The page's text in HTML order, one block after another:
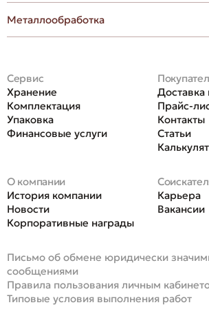
Металлообработка
Cервис
Хранение
Комплектация
Упаковка
Финансовые услуги
Доставка
Прайс-
Контакты
Статьи
О компании
История компании
Новости
Корпоративные награды
Карьера
Вакансии
Письмо об обмене юридически
сообщениями
Правила пользования личным
Типовые условия выполнения работ